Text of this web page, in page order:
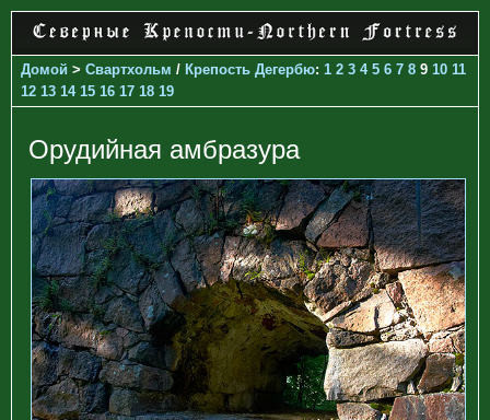
Домой > Свартхольм / Крепость Дегербю: 1 2 3 4 5 6 7 8 9 10 11
12 13 14 15 16 17 18 19
Орудийная амбразура